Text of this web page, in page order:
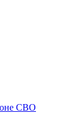
СВО